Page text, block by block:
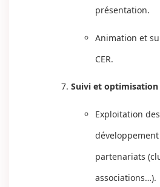
présentation.
Animation et
CER.
Suivi et optimisation
Exploitation
partenariats
associations…).